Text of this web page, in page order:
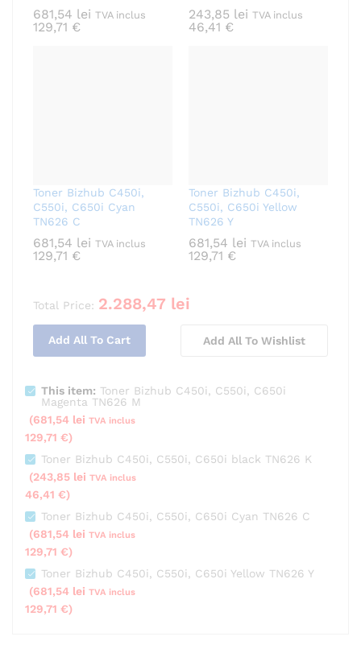
681,54 lei TVA inclus
129,71 €
243,85 lei TVA inclus
46,41 €
Toner Bizhub C450i,
C550i, C650i Cyan
TN626 C
681,54 lei TVA inclus
129,71 €
Toner Bizhub C450i,
C550i, C650i Yellow
TN626 Y
681,54 lei TVA inclus
129,71 €
Total Price: 2.288,47 lei
Add All To Cart Add All To Wishlist
This item: Toner Bizhub C450i, C550i, C650i
Magenta TN626 M
(681,54 lei TVA inclus
129,71 €)
Toner Bizhub C450i, C550i, C650i black TN626 K
(243,85 lei TVA inclus
46,41 €)
Toner Bizhub C450i, C550i, C650i Cyan TN626 C
(681,54 lei TVA inclus
129,71 €)
Toner Bizhub C450i, C550i, C650i Yellow TN626 Y
(681,54 lei TVA inclus
129,71 €)